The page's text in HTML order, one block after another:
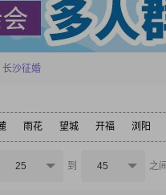
长沙征婚
雨花 望城 开福 浏阳
25 到 45 之间